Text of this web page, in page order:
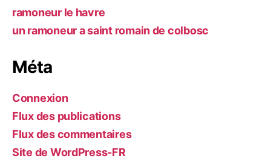
ramoneur le havre
un ramoneur a saint romain de colbosc
Méta
Connexion
Flux des publications
Flux des commentaires
Site de WordPress-FR